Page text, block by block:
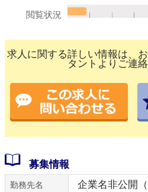
閲覧状況
求人に関する詳しい情報は、
タントよりご連
募集情報
勤務先名
企業名非公開